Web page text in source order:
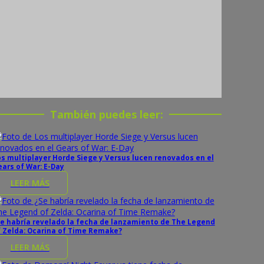
También puedes leer:
multiplayer Horde Siege y Versus lucen renovados en el
of War: E-Day
LEER MÁS
habría revelado la fecha de lanzamiento de The Legend
Zelda: Ocarina of Time Remake?
LEER MÁS